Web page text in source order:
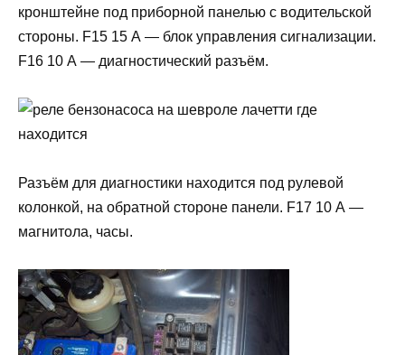
кронштейне под приборной панелью с водительской
стороны. F15 15 А — блок управления сигнализации.
F16 10 А — диагностический разъём.
Разъём для диагностики находится под рулевой
колонкой, на обратной стороне панели. F17 10 А —
магнитола, часы.